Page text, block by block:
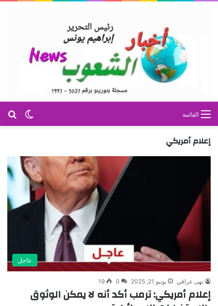
الوضع القائمة
إعلام أمريكي
عاجل
نهى عراقي يونيو 21, 2025 0
19
إعلام أمريكي: ترمب أكد أنه لا يمكن الوثوق